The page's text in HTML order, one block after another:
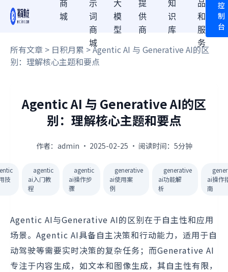
商
城
示
词
商
城
大
模
型
提
供
商
知
识
库
品
和
服
务
控
制
台
所有文章 > 日积月累 > Agentic AI 与 Generative AI的区
别：理解核心主题和要点
Agentic AI 与 Generative AI的区
别：理解核心主题和要点
作者：admin · 2025-02-25 · 阅读时间：5分钟
技
agentic
ai入门教
程
agentic
ai操作步
骤
generative
ai使用案
例
generative
ai功能解
析
ai操作
南
Agentic AI与Generative AI的区别在于自主性和应用
场景。Agentic AI具备自主决策和行动能力，适用于自
动驾驶等需要实时决策的复杂任务；而Generative AI
专注于内容生成，如文本和图像生成，其自主性有限，